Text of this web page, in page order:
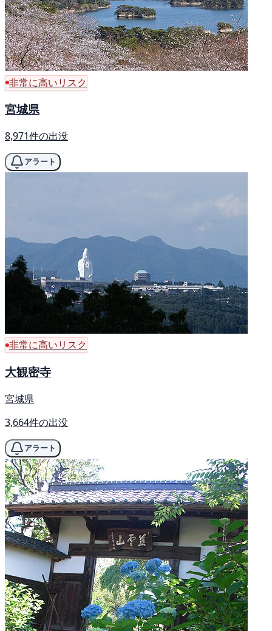
非常に高いリスク
宮城県
8,971件の出没
アラート
非常に高いリスク
大観密寺
宮城県
3,664件の出没
アラート